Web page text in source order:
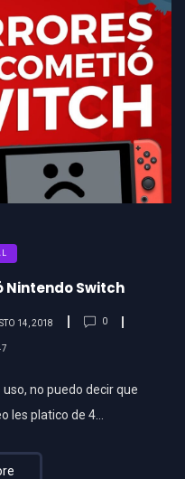
Nintendo Switch
14, 2018 0
no puedo decir que
les platico de 4…